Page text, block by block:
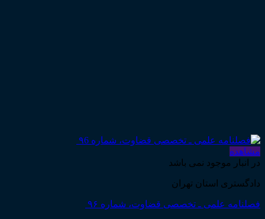
مشاهده
در انبار موجود نمی باشد
دادگستری استان تهران
فصلنامه علمی ـ تخصصی قضاوت، شماره ۹۶